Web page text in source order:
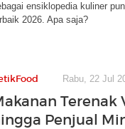
ensiklopedia kuliner
2026. Apa saja?
Rabu, 22 Jul
Terenak
Penjual